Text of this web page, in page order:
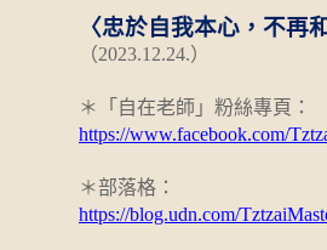
〈忠於自我本心，不再
（2023.12.24.）
＊「自在老師」粉絲專頁 ：
https://www.facebook.com/
＊部落格：
https://blog.udn.com/